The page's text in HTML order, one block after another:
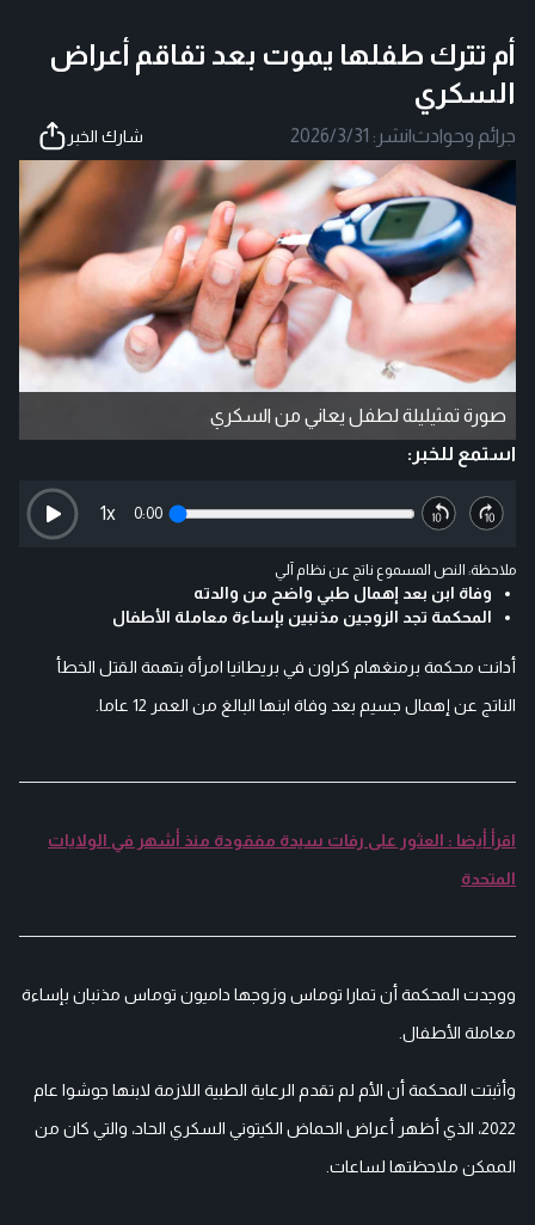
أم تترك طفلها يموت بعد تفاقم أعراض
السكري
جرائم وحوادث|نشر: 2026/3/31 شارك الخبر
صورة تمثيليلة لطفل يعاني من السكري
استمع للخبر:
0:00
1x
ملاحظة: النص المسموع ناتج عن نظام آلي
وفاة ابن بعد إهمال طبي واضح من والدته
المحكمة تجد الزوجين مذنبين بإساءة معاملة الأطفال
أدانت محكمة برمنغهام كراون في بريطانيا امرأة بتهمة القتل الخطأ
الناتج عن إهمال جسيم بعد وفاة ابنها البالغ من العمر 12 عاما.
اقرأ أيضا : العثور على رفات سيدة مفقودة منذ أشهر في الولايات
المتحدة
ووجدت المحكمة أن تمارا توماس وزوجها داميون توماس مذنبان بإساءة
معاملة الأطفال.
وأثبتت المحكمة أن الأم لم تقدم الرعاية الطبية اللازمة لابنها جوشوا عام
2022، الذي أظهر أعراض الحماض الكيتوني السكري الحاد، والتي كان من
الممكن ملاحظتها لساعات.